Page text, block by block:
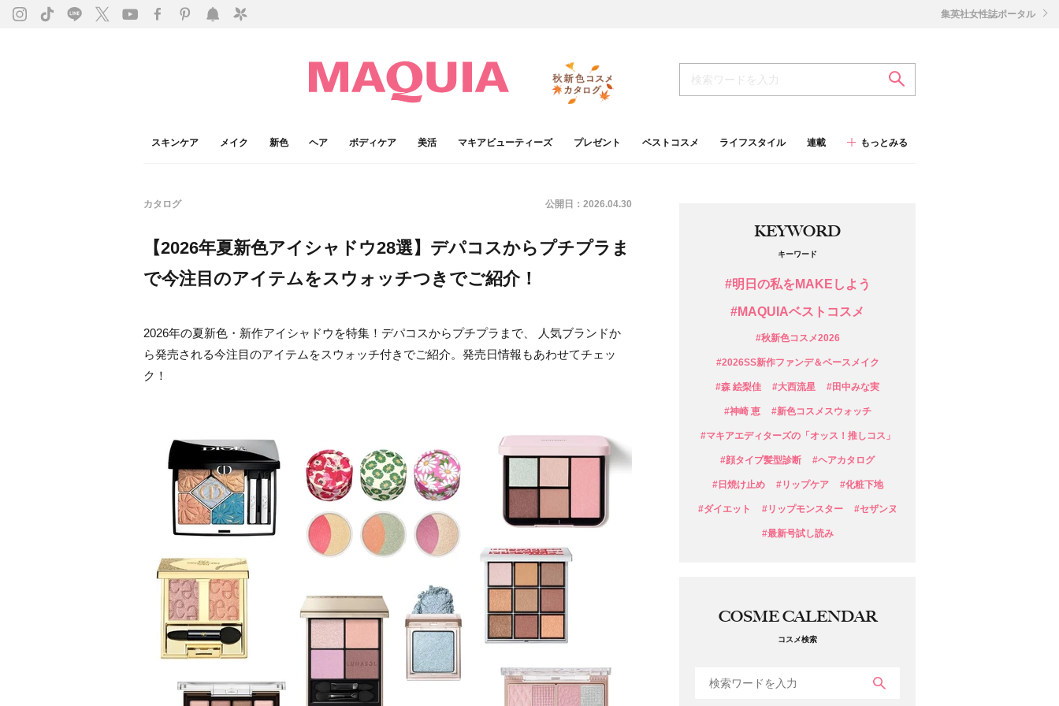
スキンケア メイク 新色 ヘア ボディケア 美活 マキアビューティーズ プレゼント ベストコスメ ライフスタイル 連載 もっとみる
集英社女性誌ポータル
カタログ 公開日： 2026.04.30
【2026年夏新色アイシャドウ28選】デパコスからプチプラま
で今注目のアイテムをスウォッチつきでご紹介！
2026年の夏新色・新作アイシャドウを特集！デパコスからプチプラまで、 人気ブランドか
ら発売される今注目のアイテムをスウォッチ付きでご紹介。発売日情報もあわせてチェッ
ク！
KEYWORD
キーワード
#明日の私をMAKEしよう
#MAQUIAベストコスメ
#秋新色コスメ2026
#2026SS新作ファンデ＆ベースメイク
#森 絵梨佳 #大西流星 #田中みな実
#神崎 恵 #新色コスメスウォッチ
#マキアエディターズの「オッス！推しコス」
#顔タイプ髪型診断 #ヘアカタログ
#日焼け止め #リップケア #化粧下地
#ダイエット #リップモンスター #セザンヌ
#最新号試し読み
COSME CALENDAR
コスメ検索